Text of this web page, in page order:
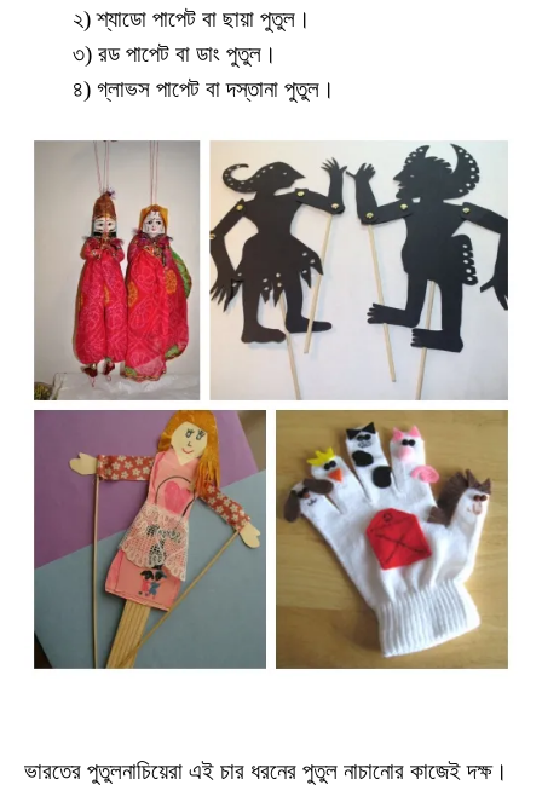
২) শ্যাডো পাপেট বা ছায়া পুতুল।
৩) রড পাপেট বা ডাং পুতুল।
৪) গ্লাভস পাপেট বা দস্তানা পুতুল।
ভারতের পুতুলনাচিয়েরা এই চার ধরনের পুতুল নাচানোর কাজেই দক্ষ।